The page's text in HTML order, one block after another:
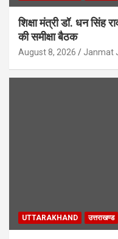
शिक्षा मंत्री डॉ. धन सिंह
की समीक्षा बैठक
August 8, 2026 Janmat
UTTARAKHAND उत्तराखण्ड